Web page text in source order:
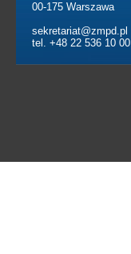
00-175 Warszawa
sekretariat@zmpd.pl
tel. +48 22 536 10 00